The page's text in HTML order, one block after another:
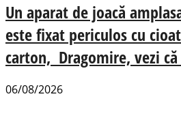
Un aparat de joacă
este fixat periculos cu
carton, Dragomire, vezi
06/08/2026